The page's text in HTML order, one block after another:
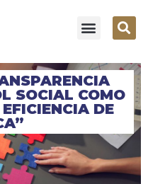
SOCIAL COMO
DE